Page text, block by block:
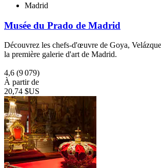
Madrid
Musée du Prado de Madrid
Découvrez les chefs-d'œuvre de Goya,
la première galerie d'art de Madrid.
4,6 (9 079)
À partir de
20,74 $US